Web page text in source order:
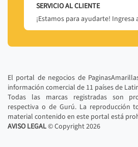
SERVICIO AL CLIENTE
¡Estamos para ayudarte! Ingresa
El portal de negocios de
información comercial de 11 países de
Todas las marcas registradas son
respectiva o de Gurú. La reproducción
material contenido en este portal está
AVISO LEGAL© Copyright2026